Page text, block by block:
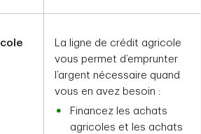
La ligne de crédit agricole
vous permet d’emprunter
l’argent nécessaire quand
vous en avez besoin :
Financez les achats
agricoles et les achats